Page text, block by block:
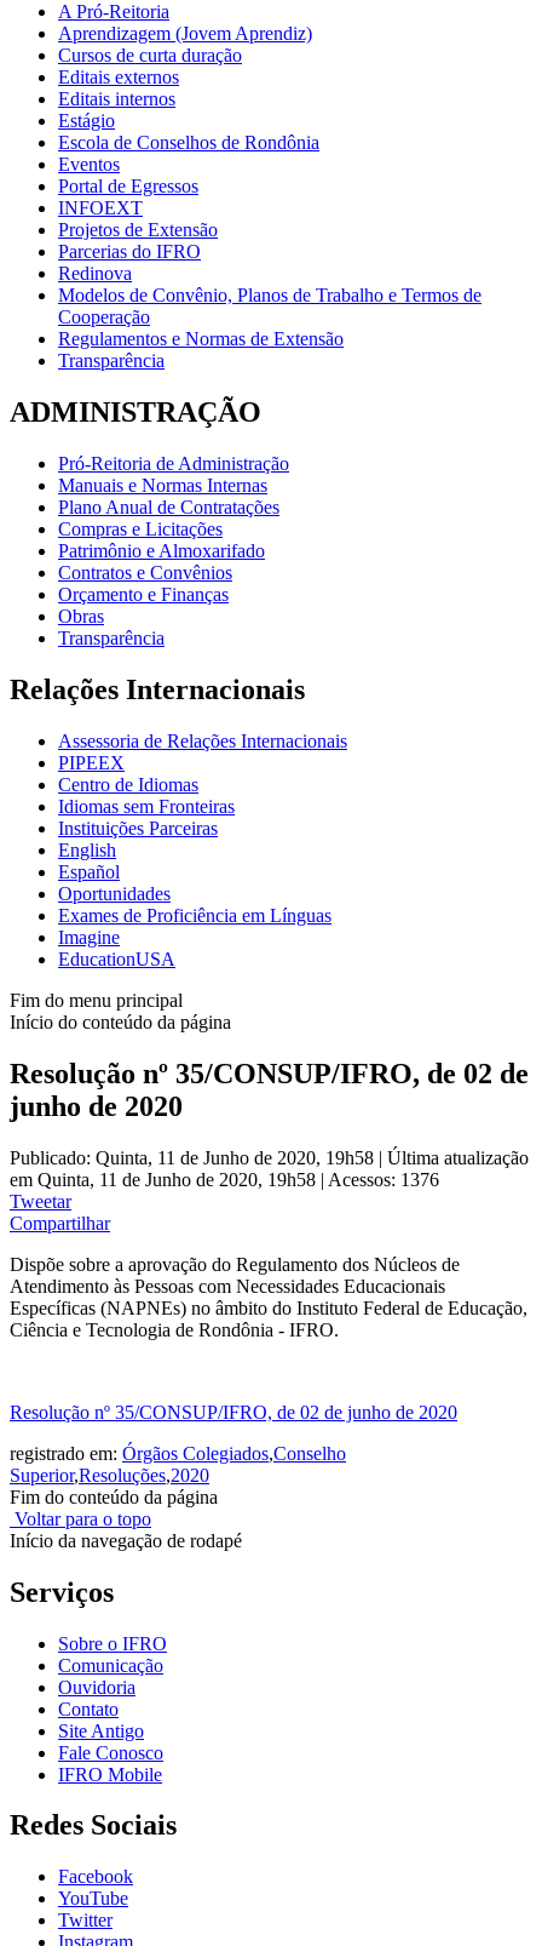
A Pró-Reitoria
Aprendizagem (Jovem Aprendiz)
Cursos de curta duração
Editais externos
Editais internos
Estágio
Escola de Conselhos de Rondônia
Eventos
Portal de Egressos
INFOEXT
Projetos de Extensão
Parcerias do IFRO
Redinova
Modelos de Convênio, Planos de Trabalho e Termos de
Cooperação
Regulamentos e Normas de Extensão
Transparência
ADMINISTRAÇÃO
Pró-Reitoria de Administração
Manuais e Normas Internas
Plano Anual de Contratações
Compras e Licitações
Patrimônio e Almoxarifado
Contratos e Convênios
Orçamento e Finanças
Obras
Transparência
Relações Internacionais
Assessoria de Relações Internacionais
PIPEEX
Centro de Idiomas
Idiomas sem Fronteiras
Instituições Parceiras
English
Español
Oportunidades
Exames de Proficiência em Línguas
Imagine
EducationUSA
Fim do menu principal
Início do conteúdo da página
Resolução nº 35/CONSUP/IFRO, de 02 de
junho de 2020
Publicado: Quinta, 11 de Junho de 2020, 19h58 | Última atualização
em Quinta, 11 de Junho de 2020, 19h58 | Acessos: 1376
Tweetar
Compartilhar
Dispõe sobre a aprovação do Regulamento dos Núcleos de
Atendimento às Pessoas com Necessidades Educacionais
Específicas (NAPNEs) no âmbito do Instituto Federal de Educação,
Ciência e Tecnologia de Rondônia - IFRO.
Resolução nº 35/CONSUP/IFRO, de 02 de junho de 2020
registrado em: Órgãos Colegiados,Conselho
Superior,Resoluções,2020
Fim do conteúdo da página
Voltar para o topo
Início da navegação de rodapé
Serviços
Sobre o IFRO
Comunicação
Ouvidoria
Contato
Site Antigo
Fale Conosco
IFRO Mobile
Redes Sociais
Facebook
YouTube
Twitter